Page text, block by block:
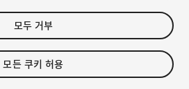
에셋 스토어 툴
퍼블리셔 로그인
자주 묻는 질문
모두 거부
모든 쿠키 허용